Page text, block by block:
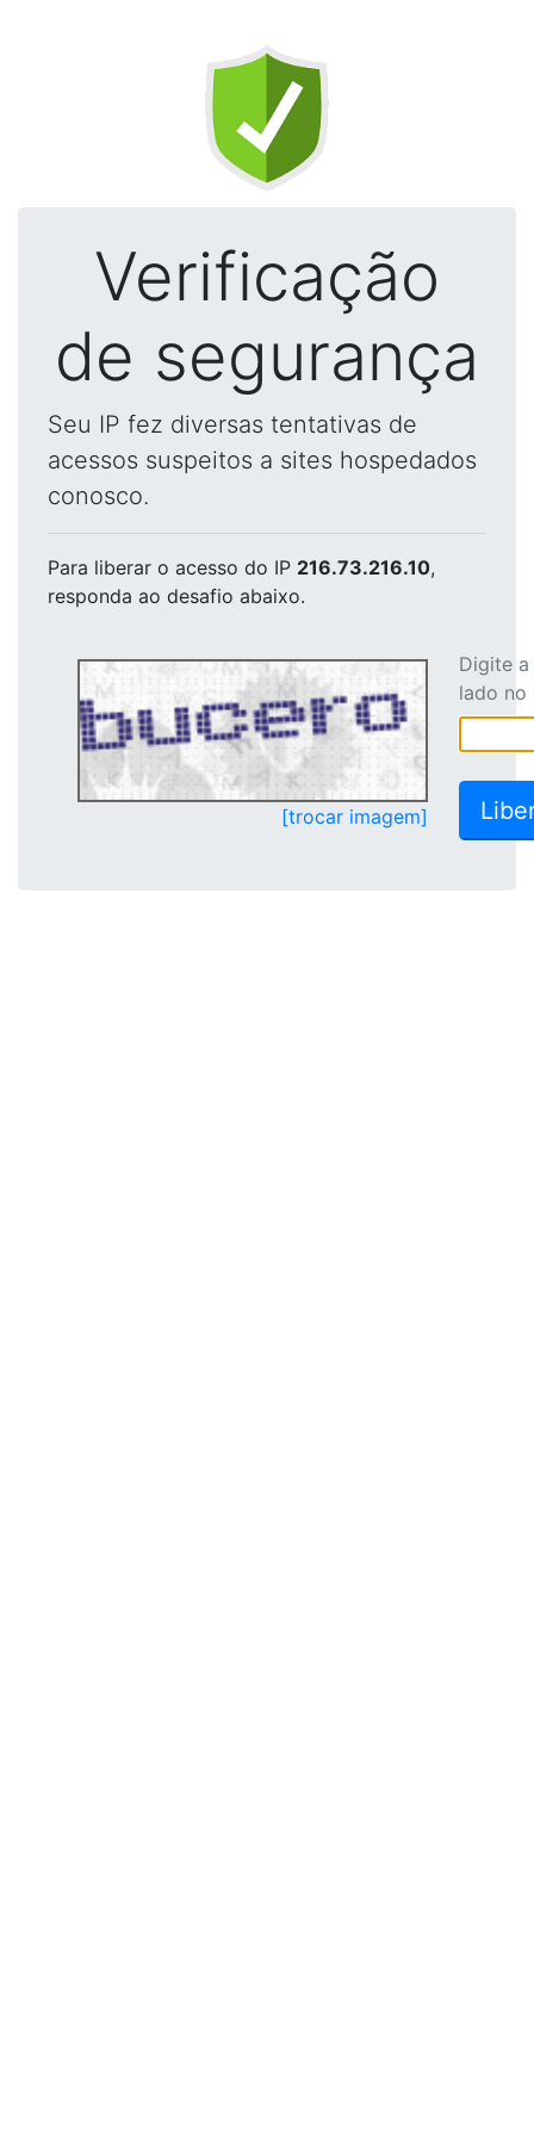
Verificação
de segurança
Seu IP fez diversas tentativas de
acessos suspeitos a sites hospedados
conosco.
Para liberar o acesso do IP 216.73.216.10,
responda ao desafio abaixo.
[trocar imagem]
Digite
lado no